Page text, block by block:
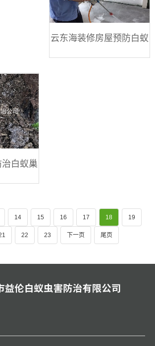
云东海装修房屋预防白蚁
白蚁巢
14 15 16 17 18 19
22 23 下一页 尾页